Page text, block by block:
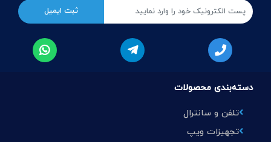
دسته‌بندی محصولات
تلفن و سانترال
تجهیزات ویپ